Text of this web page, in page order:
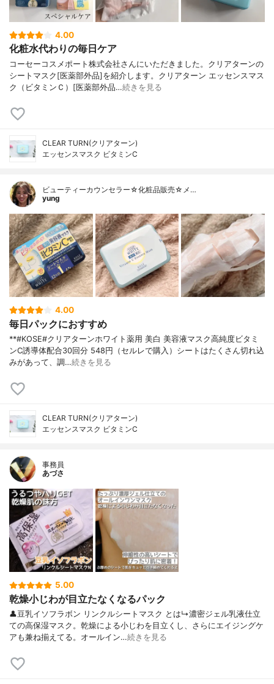
4.00
化粧水代わりの毎日ケア
コーセーコスメポート株式会社さんにいただきました。クリアターンの
シートマスク[医薬部外品]を紹介します。クリアターン エッセンスマス
ク（ビタミンＣ）[医薬部外品…続きを見る
CLEAR TURN(クリアターン)
エッセンスマスク ビタミンC
ビューティーカウンセラー☆化粧品販売☆メ…
yung
4.00
毎日パックにおすすめ
**#KOSE#クリアターンホワイト薬用 美白 美容液マスク高純度ビタミ
ンC誘導体配合⁡30回分 548円（セルレで購入）⁡シートはたくさん切れ込
みがあって、調…続きを見る
CLEAR TURN(クリアターン)
エッセンスマスク ビタミンC
事務員
あづさ
5.00
乾燥小じわが目立たなくなるパック
👤豆乳イソフラボン リンクルシートマスク とは↳濃密ジェル乳液仕立
ての高保湿マスク。乾燥による小じわを目立くし、さらにエイジングケ
アも兼ね揃えてる。オールイン…続きを見る